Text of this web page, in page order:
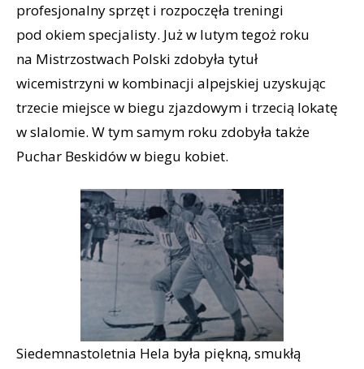
profesjonalny sprzęt i rozpoczęła treningi
pod okiem specjalisty. Już w lutym tegoż roku
na Mistrzostwach Polski zdobyła tytuł
wicemistrzyni w kombinacji alpejskiej uzyskując
trzecie miejsce w biegu zjazdowym i trzecią lokatę
w slalomie. W tym samym roku zdobyła także
Puchar Beskidów w biegu kobiet.
Siedemnastoletnia Hela była piękną, smukłą